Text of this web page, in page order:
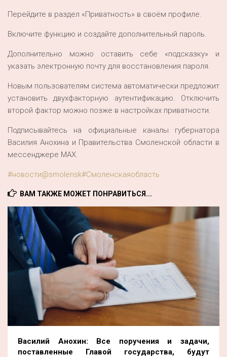
Перейдите в раздел «Приватность» в своём профиле.
Включите функцию и создайте дополнительный пароль.
Дополнительно можно оставить себе «подсказку» и
указать электронную почту для восстановления пароля.
Новым пользователям система автоматически предложит
установить двухфакторную аутентификацию. Отключить
второй фактор можно позже в настройках приватности.
Подписывайтесь на официальные каналы губернатора
Василия Анохина и Правительства Смоленской области в
мессенджере МАХ.
#новости@smolensk#Смоленскаяобласть
ВАМ ТАКЖЕ МОЖЕТ ПОНРАВИТЬСЯ...
Василий Анохин: Все поручения и задачи,
поставленные Главой государства, будут